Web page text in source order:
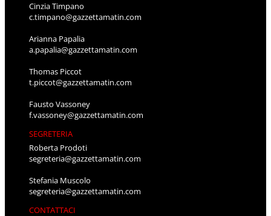
Cinzia Timpano
c.timpano@gazzettamatin.com
Arianna Papalia
a.papalia@gazzettamatin.com
Thomas Piccot
t.piccot@gazzettamatin.com
Fausto Vassoney
f.vassoney@gazzettamatin.com
SEGRETERIA
Roberta Prodoti
segreteria@gazzettamatin.com
Stefania Muscolo
segreteria@gazzettamatin.com
CONTATTACI